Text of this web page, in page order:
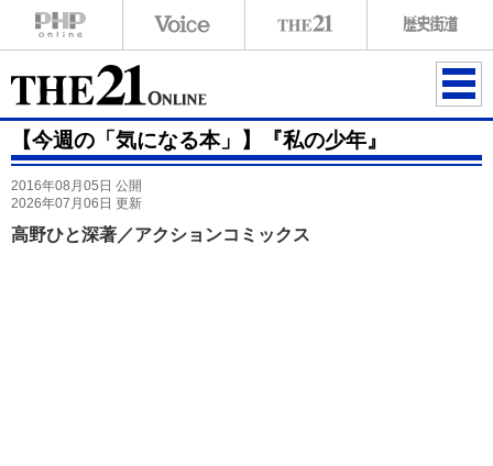
ME
【今週の「気になる本」】『私の少年』
2016年08月05日 公開
2026年07月06日 更新
高野ひと深著／アクションコミックス